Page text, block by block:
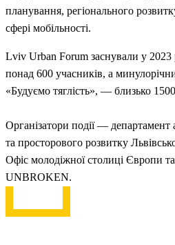
планування, регіонального
сфері мобільності.
Lviv Urban Forum заснували у
понад 600 учасників, а
«Будуємо тяглість», — близько
Організатори події — департамент
та просторового розвитку
Офіс молодіжної столиці Європи
UNBROKEN.